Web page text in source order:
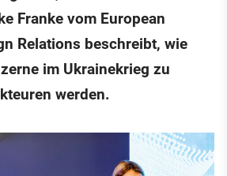
Franke vom European
Relations beschreibt, wie
im Ukrainekrieg zu
werden.